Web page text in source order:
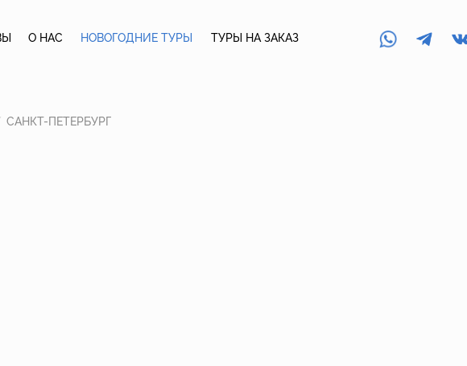
О НАС ТУРЫ НА ЗАКАЗ
НОВОГОДНИЕ ТУРЫ
САНКТ-ПЕТЕРБУРГ